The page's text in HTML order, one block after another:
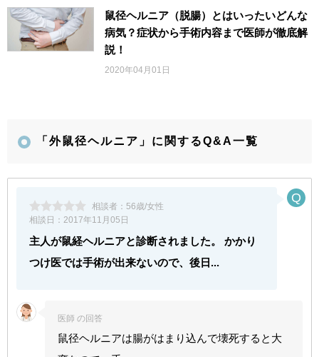
鼠径ヘルニア（脱腸）とはいったいどんな
病気？症状から手術内容まで医師が徹底解
説！
2020年04月01日
「外鼠径ヘルニア」に関するQ&A一覧
相談者： 56歳/女性
相談日： 2017年11月05日
主人が鼠経ヘルニアと診断されました。 かかり
つけ医では手術が出来ないので、後日...
医師 の回答
鼠径ヘルニアは腸がはまり込んで壊死すると大